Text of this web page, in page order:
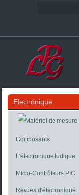
Electronique
Composants
L'électronique ludique
Micro-Contrôleurs PIC
Revues d'électronique